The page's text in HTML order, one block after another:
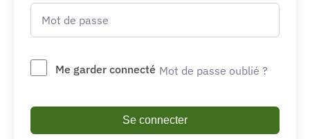
Me garder connecté Mot de passe oublié ?
Se connecter